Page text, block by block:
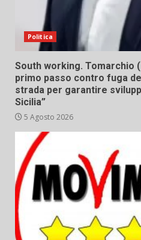
Politica
South working. Tomarchio
primo passo contro fuga
strada per garantire
Sicilia”
5 Agosto 2026